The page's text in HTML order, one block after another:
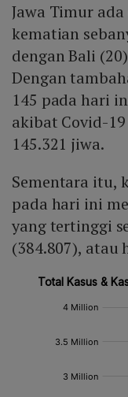
Jawa Timur
kematian
dengan Bali
Dengan
145 pada hari
akibat Covid-
145.321 jiwa.
Sementara itu,
pada hari ini
yang tertinggi
(384.807), atau